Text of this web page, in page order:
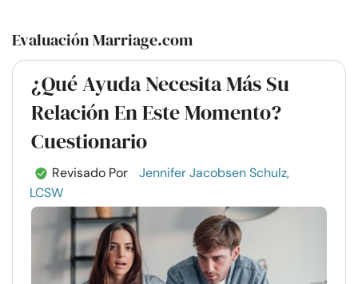
Evaluación Marriage.com
¿Qué Ayuda Necesita Más Su
Relación En Este Momento?
Cuestionario
Revisado Por
Jennifer Jacobsen Schulz,
LCSW